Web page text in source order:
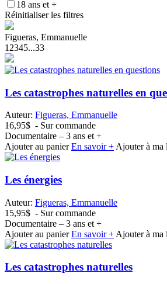
18 ans et +
Réinitialiser les filtres
Figueras, Emmanuelle
1 2345...33
Les catastrophes naturelles en
Auteur: Figueras, Emmanuelle
16,95$ - Sur commande
Documentaire – 3 ans et +
Ajouter au panier En savoir + Ajouter à ma
Les énergies
Auteur: Figueras, Emmanuelle
15,95$ - Sur commande
Documentaire – 3 ans et +
Ajouter au panier En savoir + Ajouter à ma
Les catastrophes naturelles